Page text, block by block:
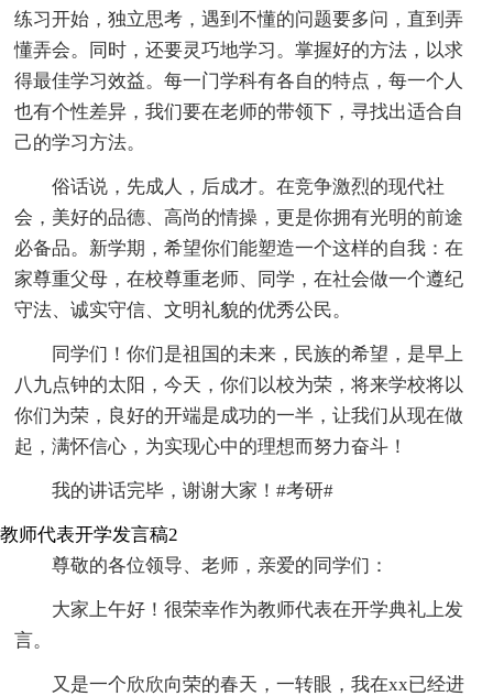
练习开始，独立思考，遇到不懂的问题要多问，直到弄
懂弄会。同时，还要灵巧地学习。掌握好的方法，以求
得最佳学习效益。每一门学科有各自的特点，每一个人
也有个性差异，我们要在老师的带领下，寻找出适合自
己的学习方法。
俗话说，先成人，后成才。在竞争激烈的现代社
会，美好的品德、高尚的情操，更是你拥有光明的前途
必备品。新学期，希望你们能塑造一个这样的自我：在
家尊重父母，在校尊重老师、同学，在社会做一个遵纪
守法、诚实守信、文明礼貌的优秀公民。
同学们！你们是祖国的未来，民族的希望，是早上
八九点钟的太阳，今天，你们以校为荣，将来学校将以
你们为荣，良好的开端是成功的一半，让我们从现在做
起，满怀信心，为实现心中的理想而努力奋斗！
我的讲话完毕，谢谢大家！#考研#
教师代表开学发言稿2
尊敬的各位领导、老师，亲爱的同学们：
大家上午好！很荣幸作为教师代表在开学典礼上发
言。
又是一个欣欣向荣的春天，一转眼，我在xx已经进